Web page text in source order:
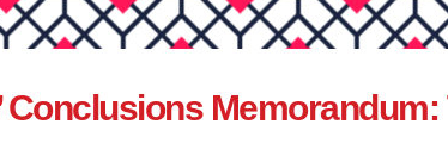
Conclusions